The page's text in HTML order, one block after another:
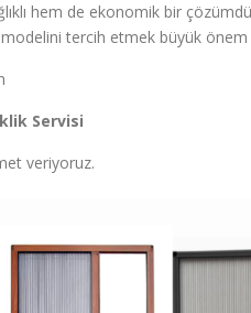
hem de ekonomik bir
tercih etmek büyük önem
Servisi
veriyoruz.